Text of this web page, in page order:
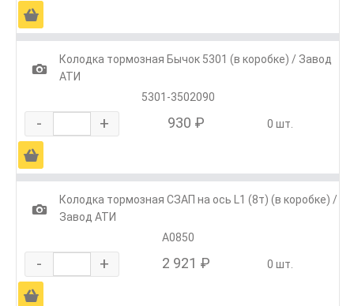
Ä
1
Колодка тормозная Бычок 5301 (в коробке) / Завод
АТИ
5301-3502090
- + 930 ₽ 0 шт.
Ä
1
Колодка тормозная СЗАП на ось L1 (8т) (в коробке) /
Завод АТИ
А0850
- + 2 921 ₽ 0 шт.
Ä